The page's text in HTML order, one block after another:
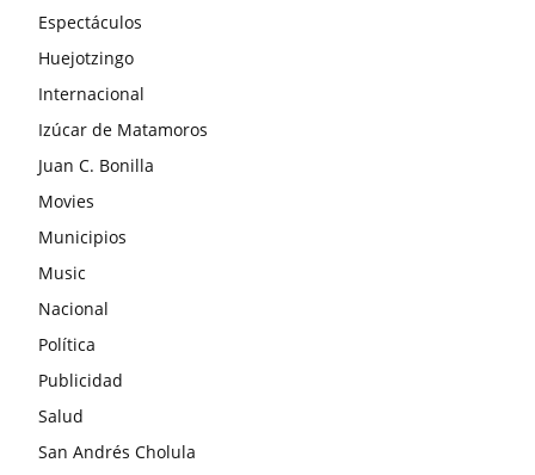
Espectáculos
Huejotzingo
Internacional
Izúcar de Matamoros
Juan C. Bonilla
Movies
Municipios
Music
Nacional
Política
Publicidad
Salud
San Andrés Cholula